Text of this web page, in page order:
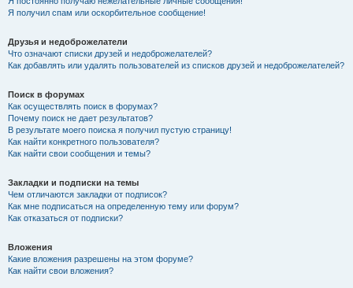
Я получил спам или оскорбительное сообщение!
Друзья и недоброжелатели
Что означают списки друзей и недоброжелателей?
Как добавлять или удалять пользователей из списков друзей и недоброжелателей?
Поиск в форумах
Как осуществлять поиск в форумах?
Почему поиск не дает результатов?
В результате моего поиска я получил пустую страницу!
Как найти конкретного пользователя?
Как найти свои сообщения и темы?
Закладки и подписки на темы
Чем отличаются закладки от подписок?
Как мне подписаться на определенную тему или форум?
Как отказаться от подписки?
Вложения
Какие вложения разрешены на этом форуме?
Как найти свои вложения?